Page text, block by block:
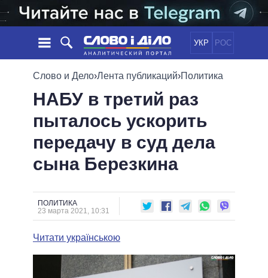
УКР РОС
НОВОСТИ
ЛЕНТА
СОБЫТИЯ
СТАТЬИ
МНЕНИЯ
ОБЗОРЫ
ДАЙДЖЕСТЫ
ПОЛИТИКА
ЭКОНОМИКА
ОБЩЕСТВО
МИР
ОБЕЩАНИЯ
ПОЛИТИКИ
ВСЕ ПОЛИТИКИ
ПРЕЗИДЕНТ И ОФИС
ВЕРХОВНАЯ РАДА
КАБИНЕТ МИНИСТРОВ
МЭРЫ
ВСЕ ПЕРСОНЫ
ИНФОГРАФИКА
ПОДДЕРЖАТЬ
СРАВНЕНИЕ ПОЛИТИКОВ
Слово и Дело›Лента публикаций›Политика
НАБУ в третий раз
пыталось ускорить
передачу в суд дела
сына Березкина
ПОЛИТИКА
23 марта 2021, 10:31
Читати українською